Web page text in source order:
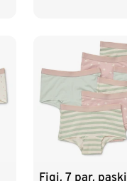
Figi, 7 par, paski